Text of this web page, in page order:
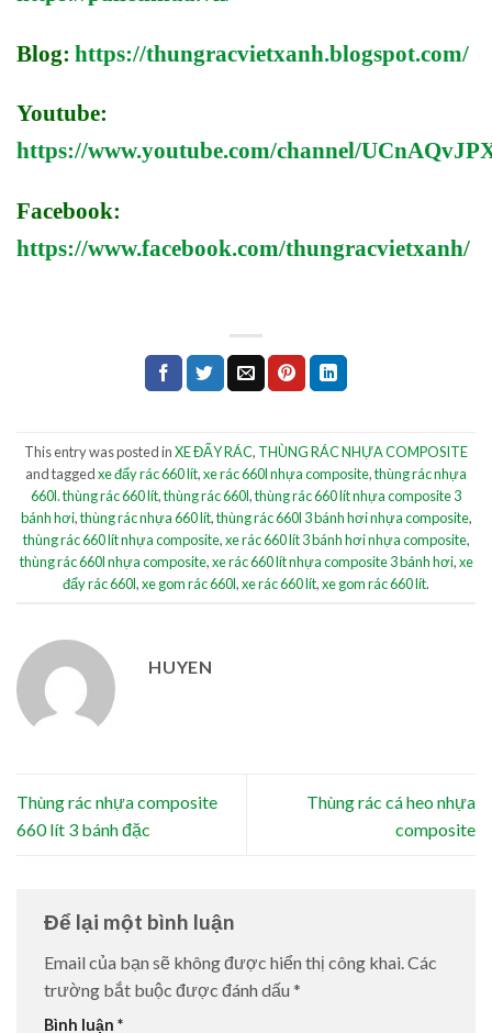
Blog: https://thungracvietxanh.blogspot.com/
Youtube:
https://www.youtube.com/channel/
Facebook:
https://www.facebook.com/thungracvietxanh/
This entry was posted inXE ĐẨY RÁC, THÙNG RÁC NHỰA COMPOSITE
and taggedxe đẩy rác 660 lít,xe rác 660l nhựa composite,thùng rác nhựa
660l. thùng rác 660 lít,thùng rác 660l,thùng rác 660 lít nhựa composite 3
bánh hơi,thùng rác nhựa 660 lít,thùng rác 660l 3 bánh hơi nhựa composite,
thùng rác 660 lít nhựa composite,xe rác 660 lít 3 bánh hơi nhựa composite,
thùng rác 660l nhựa composite,xe rác 660 lít nhựa composite 3 bánh hơi,xe
đẩy rác 660l,xe gom rác 660l,xe rác 660 lít,xe gom rác 660 lít.
HUYEN
Thùng rác nhựa composite
660 lít 3 bánh đặc
Thùng rác cá heo nhựa
composite
Để lại một bình luận
Email của bạn sẽ không được hiển thị công khai.Các
trường bắt buộc được đánh dấu *
Bình luận *